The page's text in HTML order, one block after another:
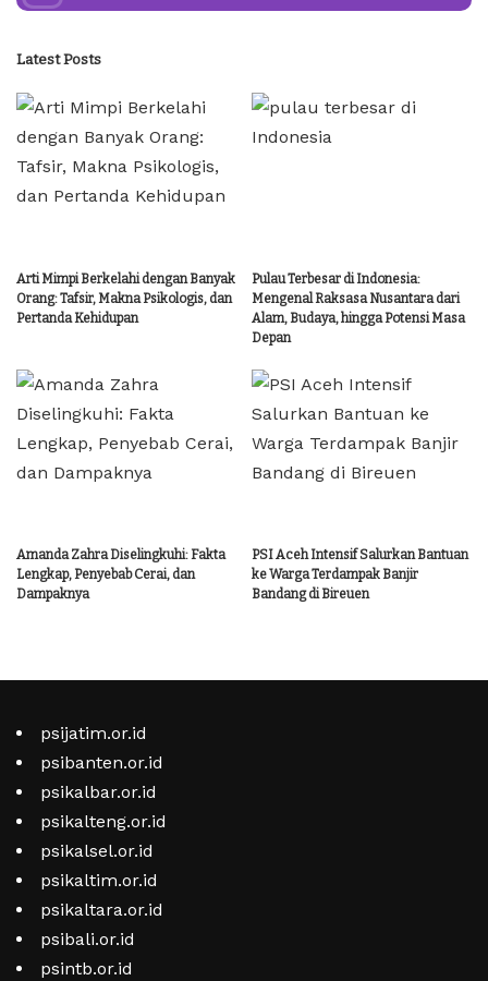
Latest Posts
Arti Mimpi Berkelahi dengan Banyak
Orang: Tafsir, Makna Psikologis, dan
Pertanda Kehidupan
Pulau Terbesar di Indonesia:
Mengenal Raksasa Nusantara dari
Alam, Budaya, hingga Potensi Masa
Depan
Amanda Zahra Diselingkuhi: Fakta
Lengkap, Penyebab Cerai, dan
Dampaknya
PSI Aceh Intensif Salurkan Bantuan
ke Warga Terdampak Banjir
Bandang di Bireuen
psijatim.or.id
psibanten.or.id
psikalbar.or.id
psikalteng.or.id
psikalsel.or.id
psikaltim.or.id
psikaltara.or.id
psibali.or.id
psintb.or.id